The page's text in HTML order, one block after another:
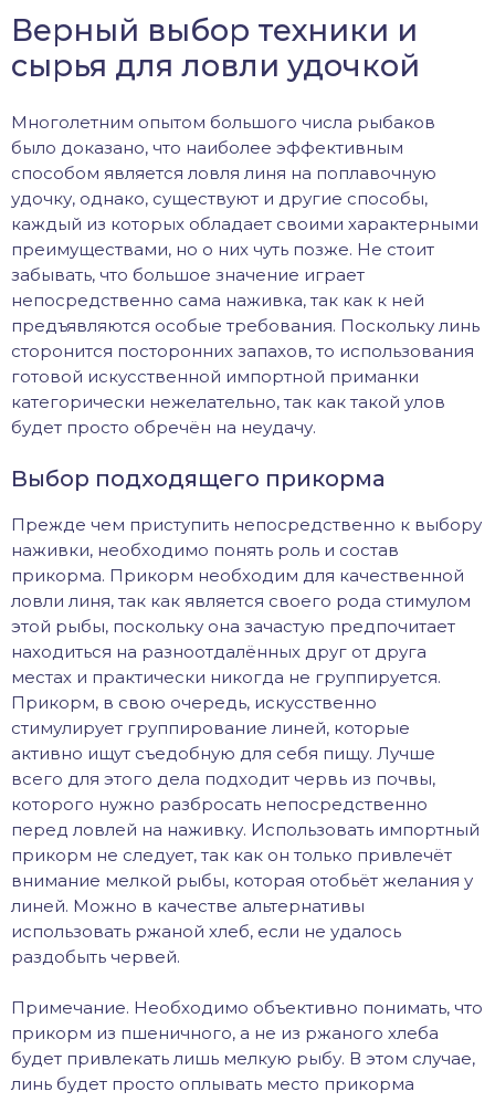
Верный выбор техники и
сырья для ловли удочкой
Многолетним опытом большого числа рыбаков
было доказано, что наиболее эффективным
способом является ловля линя на поплавочную
удочку, однако, существуют и другие способы,
каждый из которых обладает своими характерными
преимуществами, но о них чуть позже. Не стоит
забывать, что большое значение играет
непосредственно сама наживка, так как к ней
предъявляются особые требования. Поскольку линь
сторонится посторонних запахов, то использования
готовой искусственной импортной приманки
категорически нежелательно, так как такой улов
будет просто обречён на неудачу.
Выбор подходящего прикорма
Прежде чем приступить непосредственно к выбору
наживки, необходимо понять роль и состав
прикорма. Прикорм необходим для качественной
ловли линя, так как является своего рода стимулом
этой рыбы, поскольку она зачастую предпочитает
находиться на разноотдалённых друг от друга
местах и практически никогда не группируется.
Прикорм, в свою очередь, искусственно
стимулирует группирование линей, которые
активно ищут съедобную для себя пищу. Лучше
всего для этого дела подходит червь из почвы,
которого нужно разбросать непосредственно
перед ловлей на наживку. Использовать импортный
прикорм не следует, так как он только привлечёт
внимание мелкой рыбы, которая отобьёт желания у
линей. Можно в качестве альтернативы
использовать ржаной хлеб, если не удалось
раздобыть червей.
Примечание. Необходимо объективно понимать, что
прикорм из пшеничного, а не из ржаного хлеба
будет привлекать лишь мелкую рыбу. В этом случае,
линь будет просто оплывать место прикорма